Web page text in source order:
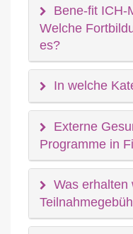
Bene-fit ICH-
Welche
es?
In welche
Externe
Programme in
Was erhalten